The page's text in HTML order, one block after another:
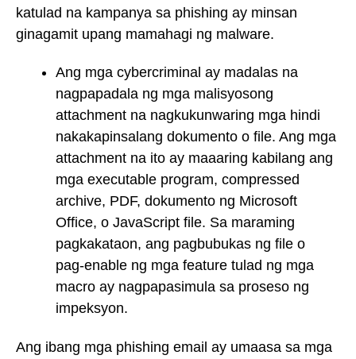
katulad na kampanya sa phishing ay minsan
ginagamit upang mamahagi ng malware.
Ang mga cybercriminal ay madalas na
nagpapadala ng mga malisyosong
attachment na nagkukunwaring mga hindi
nakakapinsalang dokumento o file. Ang mga
attachment na ito ay maaaring kabilang ang
mga executable program, compressed
archive, PDF, dokumento ng Microsoft
Office, o JavaScript file. Sa maraming
pagkakataon, ang pagbubukas ng file o
pag-enable ng mga feature tulad ng mga
macro ay nagpapasimula sa proseso ng
impeksyon.
Ang ibang mga phishing email ay umaasa sa mga